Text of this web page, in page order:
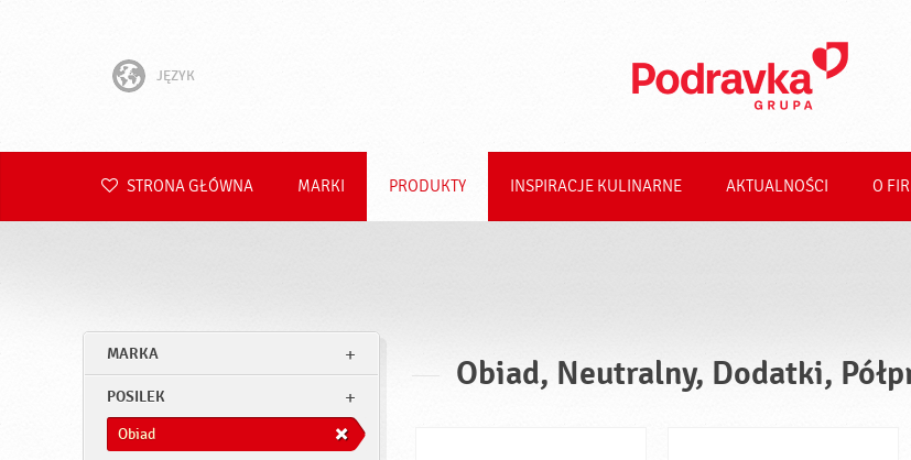
JĘZYK
Hrvatski
Română
Deutsch
STRONA GŁÓWNA MARKI PRODUKTY INSPIRACJE KULINARNE AKTUALNOŚCI O
MARKA
POSILEK
Obiad
Obiad, Neutralny, Dodatki,